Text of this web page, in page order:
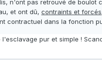
n'ont pas retrouvé de boulot
et ont dû, contraints et forcés
contractuel dans la fonction
pur et simple !